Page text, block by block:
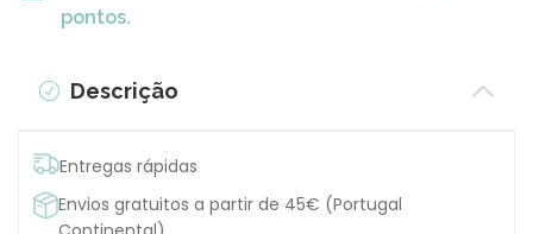
pontos.
Descrição
Entregas rápidas
Envios gratuitos a partir de 45€ (Portugal